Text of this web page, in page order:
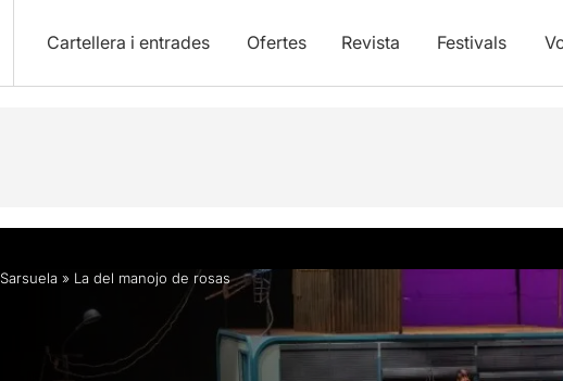
Cartellera i entrades Ofertes Revista Festivals
Horaris Fitxa artística Fotos i vídeos Info pràctica
Sarsuela » La del manojo de rosas